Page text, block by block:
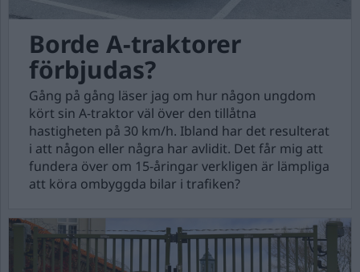
Borde A-traktorer
förbjudas?
Gång på gång läser jag om hur någon ungdom
kört sin A-traktor väl över den tillåtna
hastigheten på 30 km/h. Ibland har det resulterat
i att någon eller några har avlidit. Det får mig att
fundera över om 15-åringar verkligen är lämpliga
att köra ombyggda bilar i trafiken?